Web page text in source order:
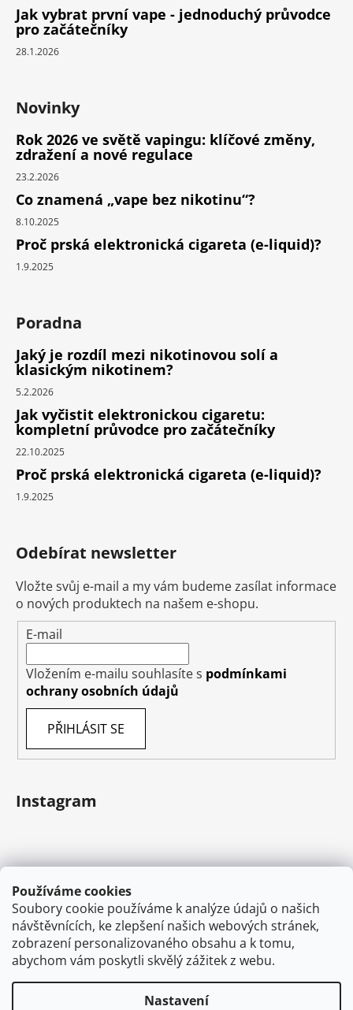
Používáme cookies
Soubory cookie používáme k analýze údajů o našich
návštěvnících, ke zlepšení našich webových stránek,
zobrazení personalizovaného obsahu a k tomu,
abychom vám poskytli skvělý zážitek z webu.
Nastavení
Jak vybrat první vape - jednoduchý průvodce
pro začátečníky
28.1.2026
Novinky
Rok 2026 ve světě vapingu: klíčové změny,
zdražení a nové regulace
23.2.2026
Co znamená „vape bez nikotinu“?
8.10.2025
Proč prská elektronická cigareta (e-liquid)?
1.9.2025
Poradna
Jaký je rozdíl mezi nikotinovou solí a
klasickým nikotinem?
5.2.2026
Jak vyčistit elektronickou cigaretu:
kompletní průvodce pro začátečníky
22.10.2025
Proč prská elektronická cigareta (e-liquid)?
1.9.2025
Odebírat newsletter
Vložte svůj e-mail a my vám budeme zasílat informace
o nových produktech na našem e-shopu.
E-mail
Vložením e-mailu souhlasíte s podmínkami
ochrany osobních údajů
PŘIHLÁSIT SE
Instagram
Sledovat na Instagramu